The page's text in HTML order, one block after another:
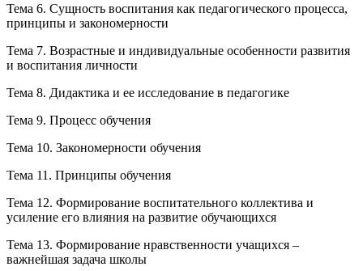
Тема 6. Сущность воспитания как педагогического процесса,
принципы и закономерности
Тема 7. Возрастные и индивидуальные особенности развития
и воспитания личности
Тема 8. Дидактика и ее исследование в педагогике
Тема 9. Процесс обучения
Тема 10. Закономерности обучения
Тема 11. Принципы обучения
Тема 12. Формирование воспитательного коллектива и
усиление его влияния на развитие обучающихся
Тема 13. Формирование нравственности учащихся –
важнейшая задача школы